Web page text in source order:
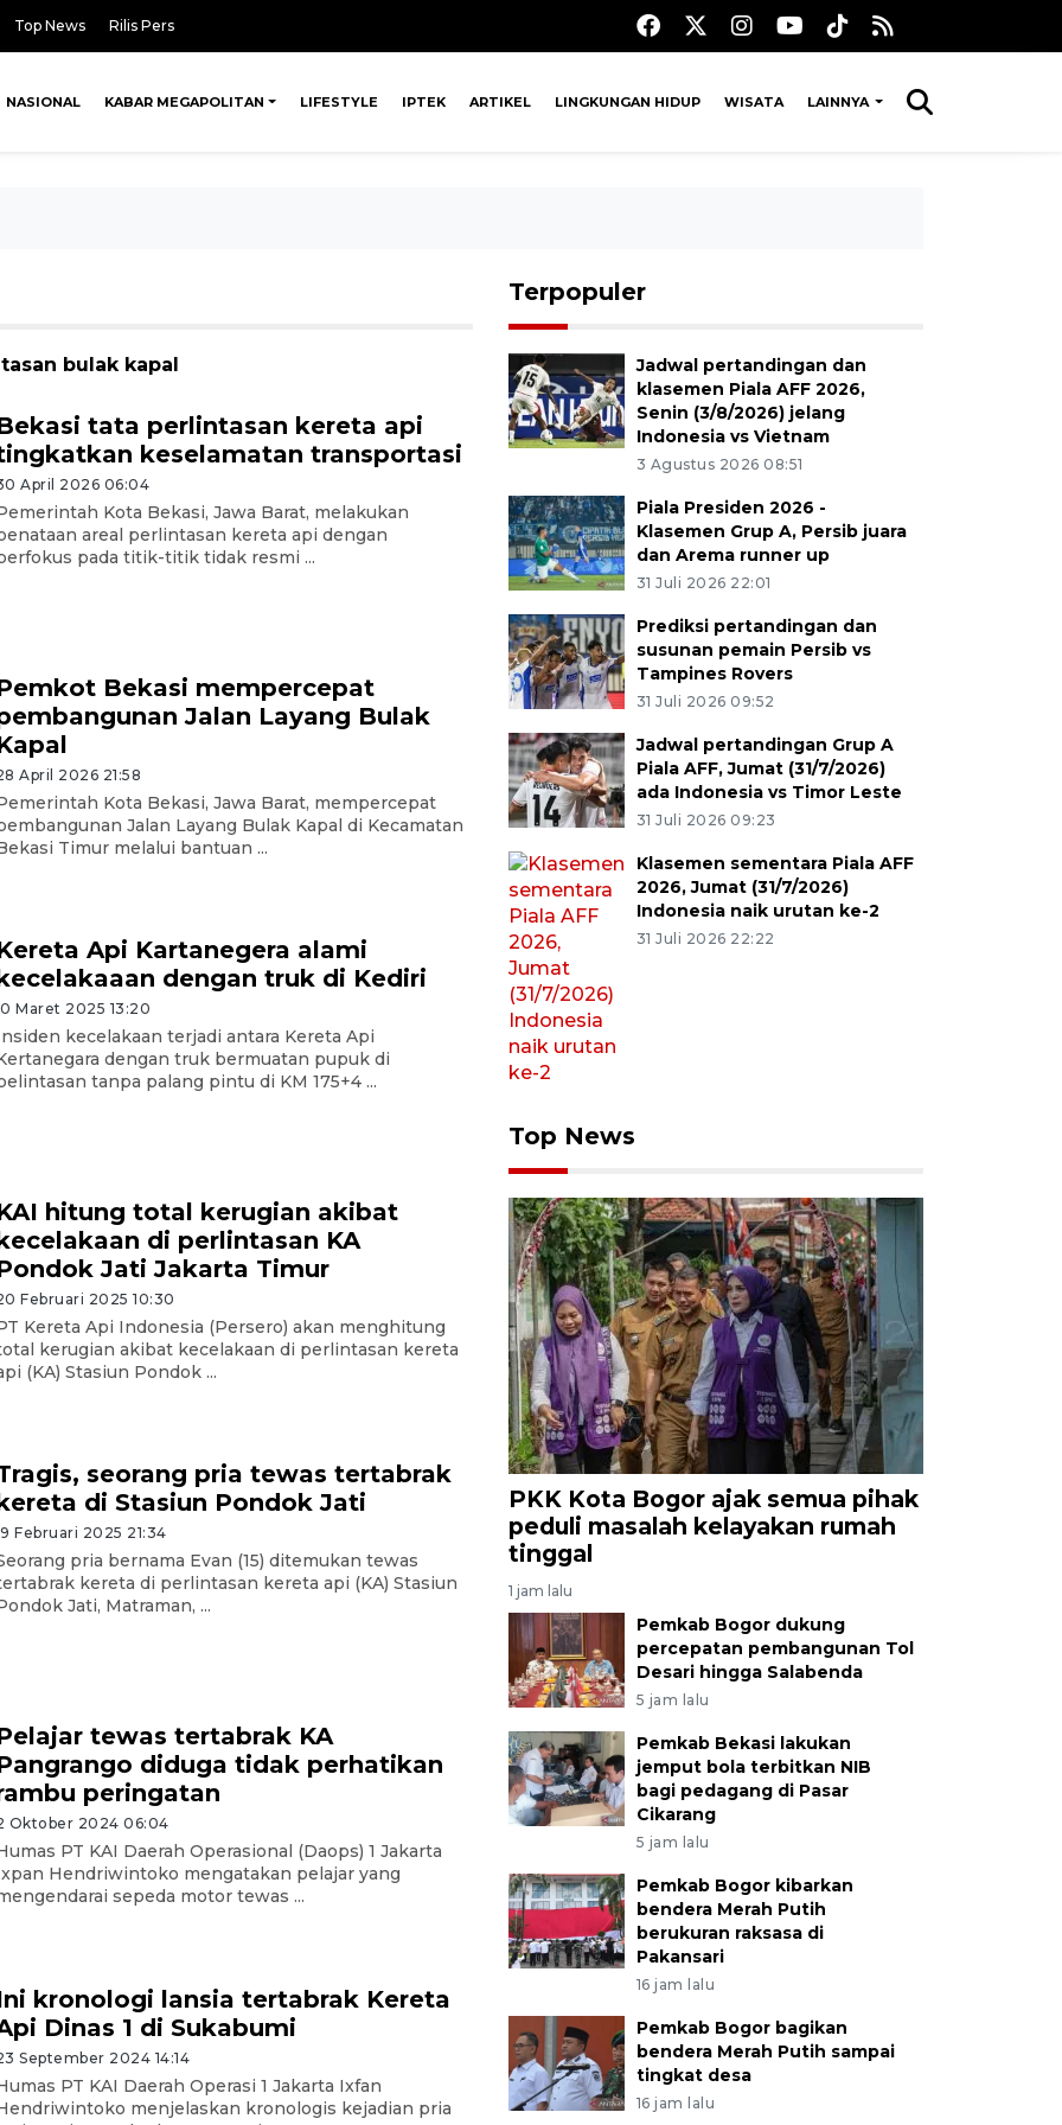
Top News Rilis Pers
NASIONAL KABAR MEGAPOLITAN LIFESTYLE IPTEK ARTIKEL LINGKUNGAN HIDUP WISATA LAINNYA
bulak kapal
tata perlintasan kereta api
keselamatan transportasi
April 2026 06:04
Kota Bekasi, Jawa Barat, melakukan
areal perlintasan kereta api dengan
pada titik-titik tidak resmi ...
Bekasi mempercepat
Jalan Layang Bulak
April 2026 21:58
Kota Bekasi, Jawa Barat, mempercepat
Jalan Layang Bulak Kapal di Kecamatan
Timur melalui bantuan ...
Api Kartanegera alami
dengan truk di Kediri
Maret 2025 13:20
kecelakaan terjadi antara Kereta Api
dengan truk bermuatan pupuk di
tanpa palang pintu di KM 175+4 ...
hitung total kerugian akibat
di perlintasan KA
Jati Jakarta Timur
Februari 2025 10:30
Kereta Api Indonesia (Persero) akan menghitung
kerugian akibat kecelakaan di perlintasan kereta
(KA) Stasiun Pondok ...
seorang pria tewas tertabrak
di Stasiun Pondok Jati
Februari 2025 21:34
pria bernama Evan (15) ditemukan tewas
kereta di perlintasan kereta api (KA) Stasiun
Jati, Matraman, ...
tewas tertabrak KA
diduga tidak perhatikan
peringatan
Oktober 2024 06:04
PT KAI Daerah Operasional (Daops) 1 Jakarta
Hendriwintoko mengatakan pelajar yang
sepeda motor tewas ...
kronologi lansia tertabrak Kereta
Dinas 1 di Sukabumi
September 2024 14:14
PT KAI Daerah Operasi 1 Jakarta Ixfan
menjelaskan kronologis kejadian pria
Terpopuler
Jadwal pertandingan dan
klasemen Piala AFF 2026,
Senin (3/8/2026) jelang
Indonesia vs Vietnam
3 Agustus 2026 08:51
Piala Presiden 2026 -
Klasemen Grup A, Persib juara
dan Arema runner up
31 Juli 2026 22:01
Prediksi pertandingan dan
susunan pemain Persib vs
Tampines Rovers
31 Juli 2026 09:52
Jadwal pertandingan Grup A
Piala AFF, Jumat (31/7/2026)
ada Indonesia vs Timor Leste
31 Juli 2026 09:23
Klasemen sementara Piala AFF
2026, Jumat (31/7/2026)
Indonesia naik urutan ke-2
31 Juli 2026 22:22
Top News
PKK Kota Bogor ajak semua pihak
peduli masalah kelayakan rumah
tinggal
1 jam lalu
Pemkab Bogor dukung
percepatan pembangunan Tol
Desari hingga Salabenda
5 jam lalu
Pemkab Bekasi lakukan
jemput bola terbitkan NIB
bagi pedagang di Pasar
Cikarang
5 jam lalu
Pemkab Bogor kibarkan
bendera Merah Putih
berukuran raksasa di
Pakansari
16 jam lalu
Pemkab Bogor bagikan
bendera Merah Putih sampai
tingkat desa
16 jam lalu